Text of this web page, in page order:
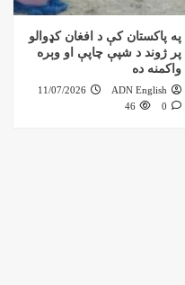
په پاکستان کې د افغان کډوالو
پر ژوند د شپې چاپې او وېره
واکمنه ده
ADN English
11/07/2026
0
46